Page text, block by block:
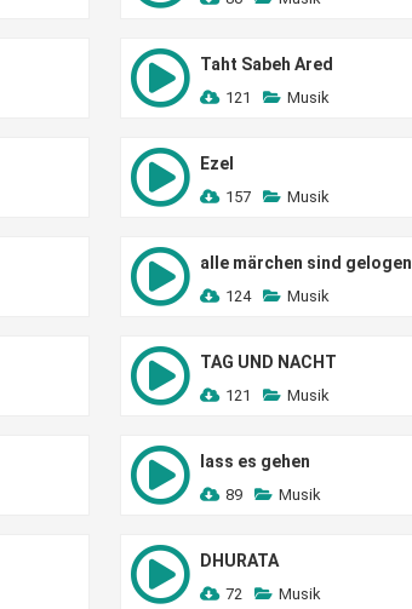
Taht Sabeh Ared
121 Musik
Ezel
157 Musik
alle märchen sind gelogen
124 Musik
TAG UND NACHT
121 Musik
lass es gehen
89 Musik
DHURATA
72 Musik